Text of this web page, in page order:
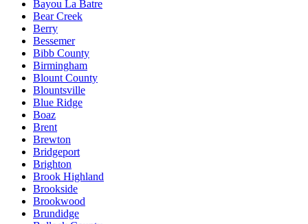
Bayou La Batre
Bear Creek
Berry
Bessemer
Bibb County
Birmingham
Blount County
Blountsville
Blue Ridge
Boaz
Brent
Brewton
Bridgeport
Brighton
Brook Highland
Brookside
Brookwood
Brundidge